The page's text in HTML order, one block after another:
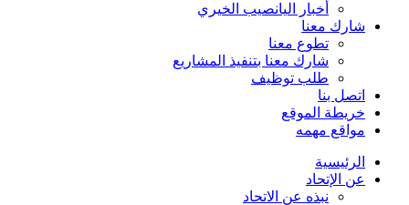
أخبار اليانصيب الخيري
شارك معنا
تطوع معنا
شارك معنا بتنفيذ المشاريع
طلب توظيف
اتصل بنا
خريطة الموقع
مواقع مهمه
الرئيسية
عن الإتحاد
نبذه عن الاتحاد